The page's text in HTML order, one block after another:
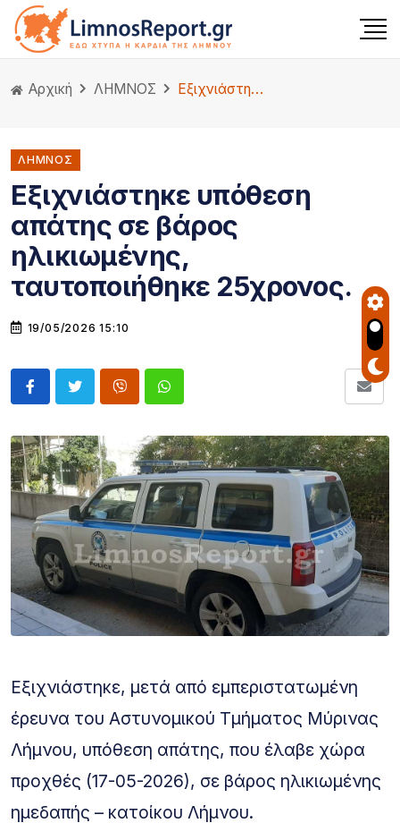
Αρχική ΛΗΜΝΟΣ Εξιχνιάστηκε υπόθεση απάτης σε βάρος ηλικιωμένης, ταυτοποιήθηκε 25χρονος.
ΛΗΜΝΟΣ
Εξιχνιάστηκε υπόθεση
απάτης σε βάρος
ηλικιωμένης,
ταυτοποιήθηκε 25χρονος.
19/05/2026 15:10
Εξιχνιάστηκε, μετά από εμπεριστατωμένη
έρευνα του Αστυνομικού Τμήματος Μύρινας
Λήμνου, υπόθεση απάτης, που έλαβε χώρα
προχθές (17-05-2026), σε βάρος ηλικιωμένης
ημεδαπής – κατοίκου Λήμνου.